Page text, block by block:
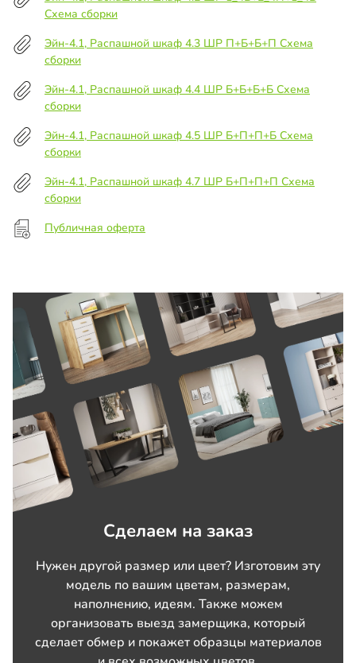
Схема сборки
Эйн-4.1, Распашной шкаф 4.3 ШР П+Б+Б+П Схема
сборки
Эйн-4.1, Распашной шкаф 4.4 ШР Б+Б+Б+Б Схема
сборки
Эйн-4.1, Распашной шкаф 4.5 ШР Б+П+П+Б Схема
сборки
Эйн-4.1, Распашной шкаф 4.7 ШР Б+П+П+П Схема
сборки
Публичная оферта
Сделаем на заказ
Нужен другой размер или цвет? Изготовим эту
модель по вашим цветам, размерам,
наполнению, идеям. Также можем
организовать выезд замерщика, который
сделает обмер и покажет образцы материалов